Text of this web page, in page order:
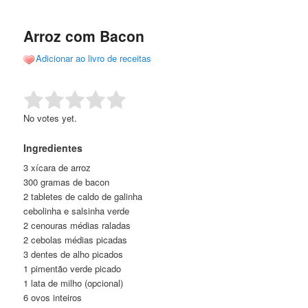
conteúdo
conteúdo
Arroz com Bacon
Adicionar ao livro de receitas
Rate this item: Submit Rating
No votes yet.
Ingredientes
3 xícara de arroz
300 gramas de bacon
2 tabletes de caldo de galinha
cebolinha e salsinha verde
2 cenouras médias raladas
2 cebolas médias picadas
3 dentes de alho picados
1 pimentão verde picado
1 lata de milho (opcional)
6 ovos inteiros